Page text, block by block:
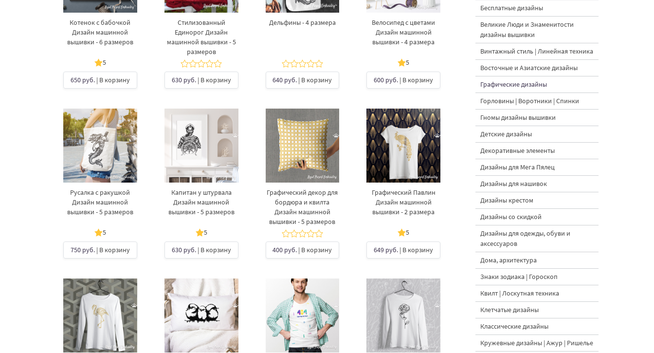
Котенок с бабочкой
Дизайн машинной
вышивки - 6 размеров
5
650 руб.| В корзину
Стилизованный
Единорог Дизайн
машинной вышивки - 5
размеров
630 руб.| В корзину
Дельфины - 4 размера
640 руб. | В корзину
Велосипед с цветами
Дизайн машинной
вышивки - 4 размера
5
600 руб. | В корзину
Русалка с ракушкой
Дизайн машинной
вышивки - 5 размеров
5
750 руб.| В корзину
Капитан у штурвала
Дизайн машинной
вышивки - 5 размеров
5
630 руб.| В корзину
Графический декор для
бордюра и квилта
Дизайн машинной
вышивки - 5 размеров
400 руб. | В корзину
Графический Павлин
Дизайн машинной
вышивки - 2 размера
5
649 руб. | В корзину
Бесплатные дизайны
Великие Люди и Знаменитости
дизайны вышивки
Винтажный стиль | Линейная техника
Восточные и Азиатские дизайны
Графические дизайны
Горловины | Воротники | Спинки
Гномы дизайны вышивки
Детские дизайны
Декоративные элементы
Дизайны для Мега Пялец
Дизайны для нашивок
Дизайны крестом
Дизайны со скидкой
Дизайны для одежды, обуви и
аксессуаров
Дома, архитектура
Знаки зодиака | Гороскоп
Квилт | Лоскутная техника
Клетчатые дизайны
Классические дизайны
Кружевные дизайны | Ажур | Ришелье